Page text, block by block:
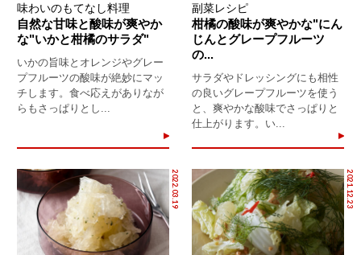
味わいのもてなし料理
自然な甘味と酸味が爽やか
な"いかと柑橘のサラダ"
いかの旨味とオレンジやグレー
プフルーツの酸味が絶妙にマッ
チします。食べ応えがありなが
らもさっぱりとし...
副菜レシピ
柑橘の酸味が爽やかな"にん
じんとグレープフルーツ
の...
サラダやドレッシングにも相性
の良いグレープフルーツを使う
と、爽やかな酸味でさっぱりと
仕上がります。い...
2022.03.19 2021.12.23